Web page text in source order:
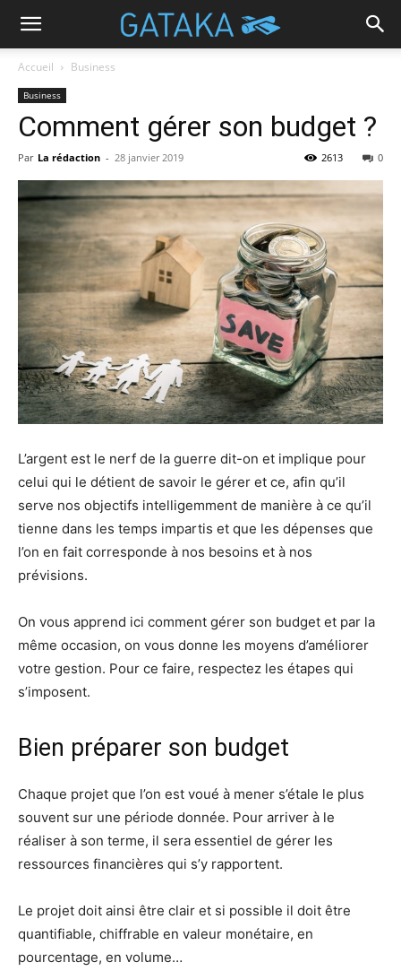
Accueil Business
Business
Comment gérer son budget ?
Par La rédaction - 28 janvier 2019 0
2613
L’argent est le nerf de la guerre dit-on et implique pour
celui qui le détient de savoir le gérer et ce, afin qu’il
serve nos objectifs intelligemment de manière à ce qu’il
tienne dans les temps impartis et que les dépenses que
l’on en fait corresponde à nos besoins et à nos
prévisions.
On vous apprend ici comment gérer son budget et par la
même occasion, on vous donne les moyens d’améliorer
votre gestion. Pour ce faire, respectez les étapes qui
s’imposent.
Bien préparer son budget
Chaque projet que l’on est voué à mener s’étale le plus
souvent sur une période donnée. Pour arriver à le
réaliser à son terme, il sera essentiel de gérer les
ressources financières qui s’y rapportent.
Le projet doit ainsi être clair et si possible il doit être
quantifiable, chiffrable en valeur monétaire, en
pourcentage, en volume…